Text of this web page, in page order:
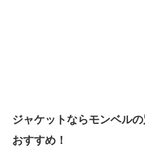
ジャケットならモンベル
おすすめ！